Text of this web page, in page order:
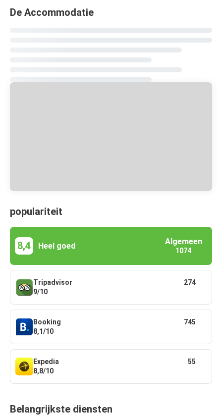
De Accommodatie
populariteit
8,4 Heel goed Algemeen
1074
Tripadvisor
9/10
274
Booking
8,1/10
745
Expedia
8,8/10
55
Belangrijkste diensten